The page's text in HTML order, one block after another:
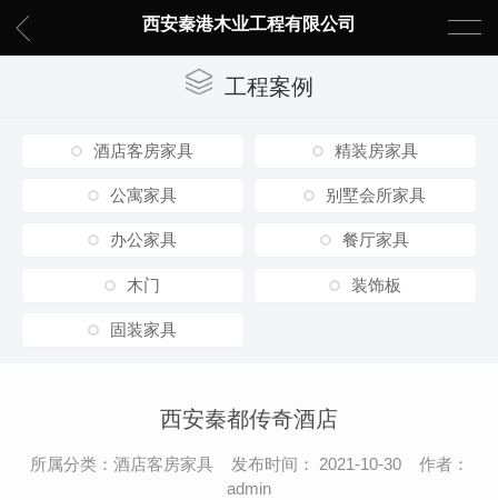
西安秦港木业工程有限公司
工程案例
酒店客房家具 精装房家具
公寓家具 别墅会所家具
办公家具 餐厅家具
木门 装饰板
固装家具
西安秦都传奇酒店
所属分类：酒店客房家具 发布时间： 2021-10-30 作者：
admin